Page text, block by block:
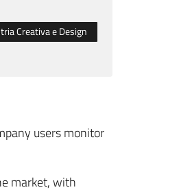
Creativa e Design
users monitor
market, with